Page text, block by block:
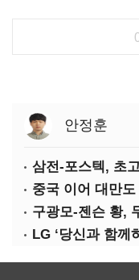
안정훈
중국 이어 대만